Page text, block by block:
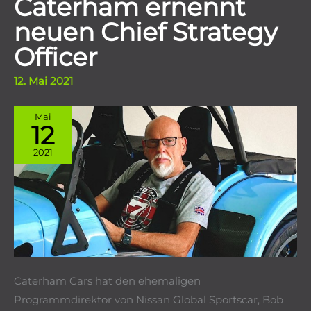
Caterham ernennt
neuen Chief Strategy
Officer
12. Mai 2021
Mai
12
2021
Caterham Cars hat den ehemaligen
Programmdirektor von Nissan Global Sportscar, Bob